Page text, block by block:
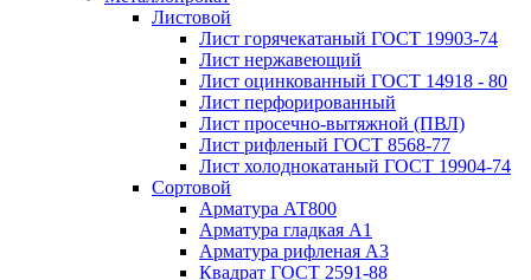
Листовой
Лист горячекатаный ГОСТ 19903-74
Лист нержавеющий
Лист оцинкованный ГОСТ 14918 - 80
Лист перфорированный
Лист просечно-вытяжной (ПВЛ)
Лист рифленый ГОСТ 8568-77
Лист холоднокатаный ГОСТ 19904-74
Сортовой
Арматура АТ800
Арматура гладкая А1
Арматура рифленая А3
Квадрат ГОСТ 2591-88